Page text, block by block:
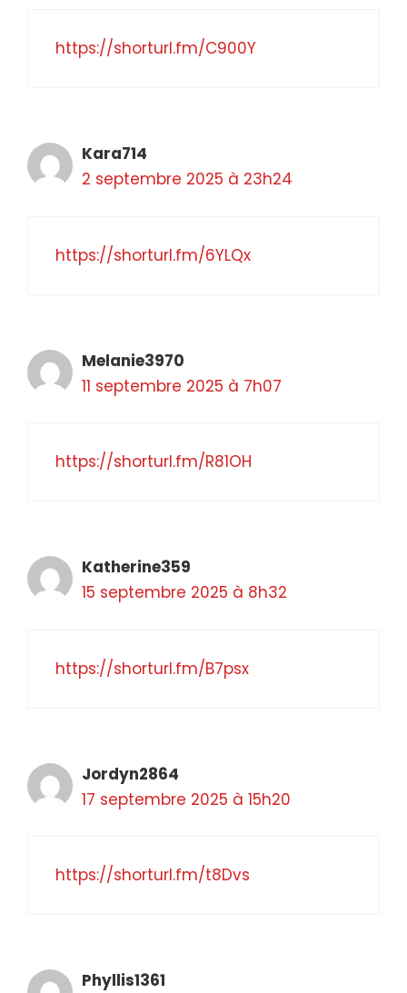
https://shorturl.fm/C900Y
Kara714
2 septembre 2025 à 23h24
https://shorturl.fm/6YLQx
Melanie3970
11 septembre 2025 à 7h07
https://shorturl.fm/R81OH
Katherine359
15 septembre 2025 à 8h32
https://shorturl.fm/B7psx
Jordyn2864
17 septembre 2025 à 15h20
https://shorturl.fm/t8Dvs
Phyllis1361